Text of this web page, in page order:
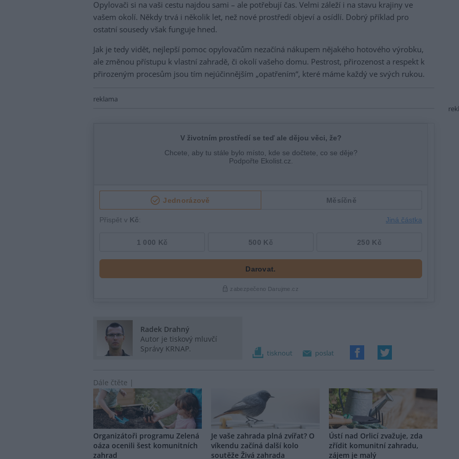
Opylovači si na vaši cestu najdou sami – ale potřebují čas. Velmi záleží i na stavu krajiny ve
vašem okolí. Někdy trvá i několik let, než nové prostředí objeví a osídlí. Dobrý příklad pro
ostatní sousedy však funguje hned.
Jak je tedy vidět, nejlepší pomoc opylovačům nezačíná nákupem nějakého hotového výrobku,
ale změnou přístupu k vlastní zahradě, či okolí vašeho domu. Pestrost, přirozenost a respekt k
přirozeným procesům jsou tím nejúčinnějším „opatřením“, které máme každý ve svých rukou.
reklama
Radek Drahný
Autor je tiskový mluvčí
Správy KRNAP.
tisknout poslat
Dále čtěte |
Organizátoři programu Zelená
oáza ocenili šest komunitních
zahrad
Je vaše zahrada plná zvířat? O
víkendu začíná další kolo
soutěže Živá zahrada
Ústí nad Orlicí zvažuje, zda
zřídit komunitní zahradu,
zájem je malý